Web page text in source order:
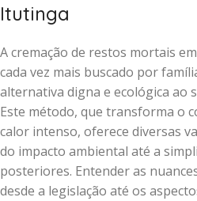
Itutinga
A cremação de restos mortais
cada vez mais buscado por
alternativa digna e ecológica ao
Este método, que transforma o
calor intenso, oferece diversas
do impacto ambiental até a
posteriores. Entender as
desde a legislação até os